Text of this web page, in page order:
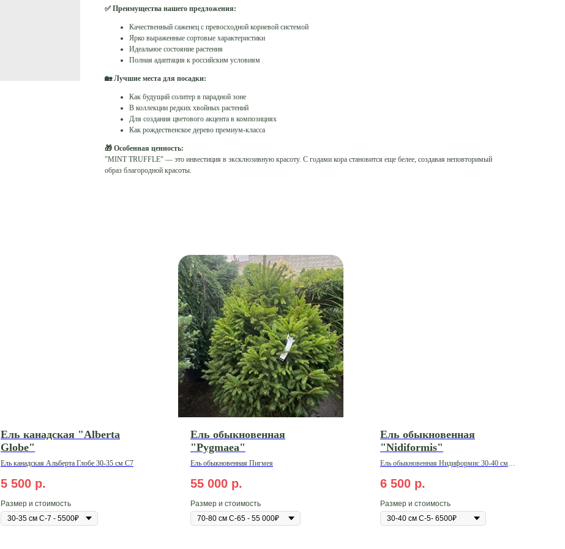
✅ Преимущества нашего предложения:
Качественный саженец с превосходной корневой системой
Ярко выраженные сортовые характеристики
Идеальное состояние растения
Полная адаптация к российским условиям
🏡 Лучшие места для посадки:
Как будущий солитер в парадной зоне
В коллекции редких хвойных растений
Для создания цветового акцента в композициях
Как рождественское дерево премиум-класса
🎁 Особенная ценность:
"MINT TRUFFLE" — это инвестиция в эксклюзивную красоту. С годами кора становится еще белее, создавая неповторимый
образ благородной красоты.
Ель канадская "Alberta
Globe"
Ель канадская Альберта Глобе 30-35 см С7
5 500 р.
Размер и стоимость
Ель обыкновенная
"Pygmaea"
Ель обыкновенная Пигмея
55 000 р.
Размер и стоимость
Ель обыкновенная
"Nidiformis"
Ель обыкновенная Нидиформис 30-40 см
6 500 р.
Размер и стоимость